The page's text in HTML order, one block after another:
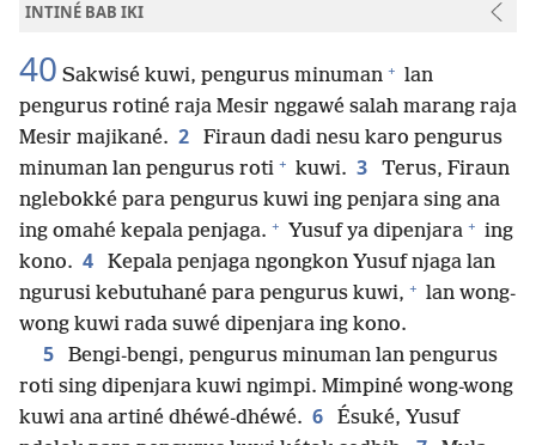
INTINÉ BAB IKI
40 Sakwisé kuwi, pengurus minuman + lan
pengurus rotiné raja Mesir nggawé salah marang raja
Mesir majikané. 2
Firaun dadi nesu karo pengurus
minuman lan pengurus roti + kuwi. 3
Terus, Firaun
nglebokké para pengurus kuwi ing penjara sing ana
ing omahé kepala penjaga. + Yusuf ya dipenjara + ing
kono. 4
Kepala penjaga ngongkon Yusuf njaga lan
ngurusi kebutuhané para pengurus kuwi, + lan wong-
wong kuwi rada suwé dipenjara ing kono.
5
Bengi-bengi, pengurus minuman lan pengurus
roti sing dipenjara kuwi ngimpi. Mimpiné wong-wong
kuwi ana artiné dhéwé-dhéwé. 6
Ésuké, Yusuf